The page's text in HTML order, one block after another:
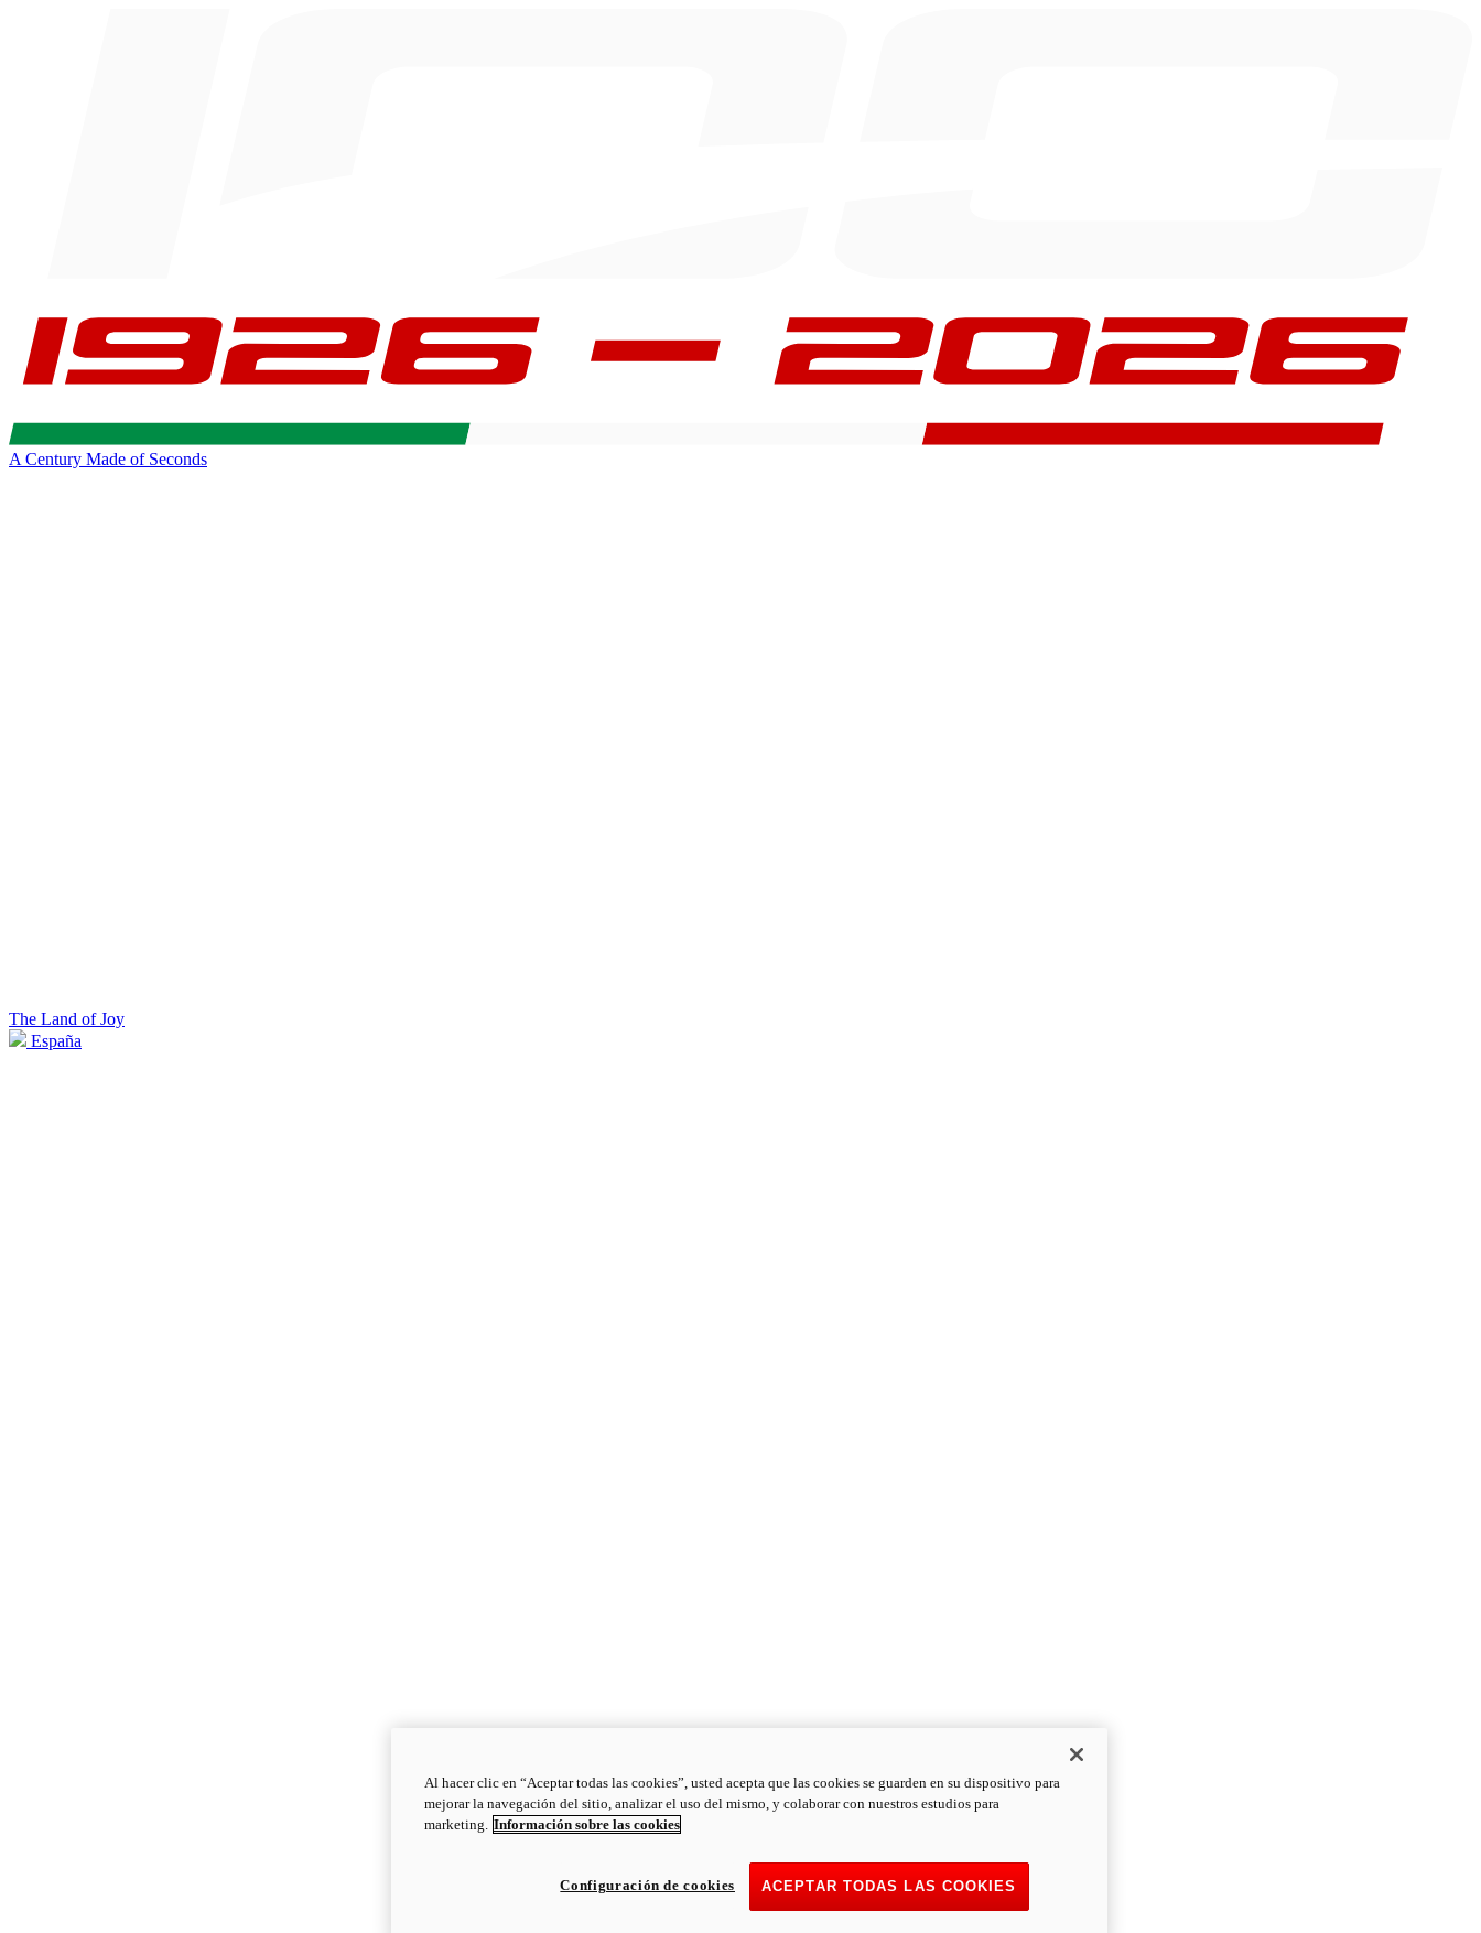
A Century Made of Seconds
The Land of Joy
España
Al hacer clic en “Aceptar todas las cookies”, usted acepta que las cookies se guarden en su dispositivo para
mejorar la navegación del sitio, analizar el uso del mismo, y colaborar con nuestros estudios para
marketing. Información sobre las cookies
ACEPTAR TODAS LAS COOKIES
Configuración de cookies